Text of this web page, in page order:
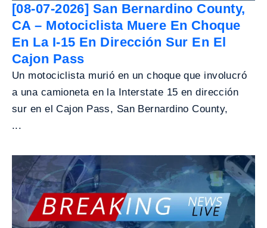
[08-07-2026] San Bernardino County,
CA – Motociclista Muere En Choque
En La I-15 En Dirección Sur En El
Cajon Pass
Un motociclista murió en un choque que involucró
a una camioneta en la Interstate 15 en dirección
sur en el Cajon Pass, San Bernardino County,
...